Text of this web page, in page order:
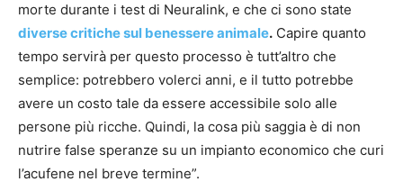
morte durante i test di Neuralink, e che ci sono state
diverse critiche sul benessere animale. Capire quanto
tempo servirà per questo processo è tutt’altro che
semplice: potrebbero volerci anni, e il tutto potrebbe
avere un costo tale da essere accessibile solo alle
persone più ricche. Quindi, la cosa più saggia è di non
nutrire false speranze su un impianto economico che curi
l’acufene nel breve termine”.